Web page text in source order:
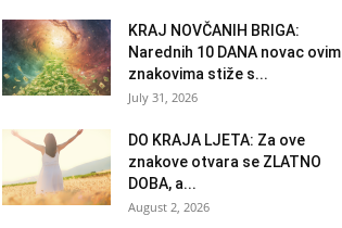
KRAJ NOVČANIH BRIGA:
Narednih 10 DANA novac ovim
znakovima stiže s...
July 31, 2026
DO KRAJA LJETA: Za ove
znakove otvara se ZLATNO
DOBA, a...
August 2, 2026